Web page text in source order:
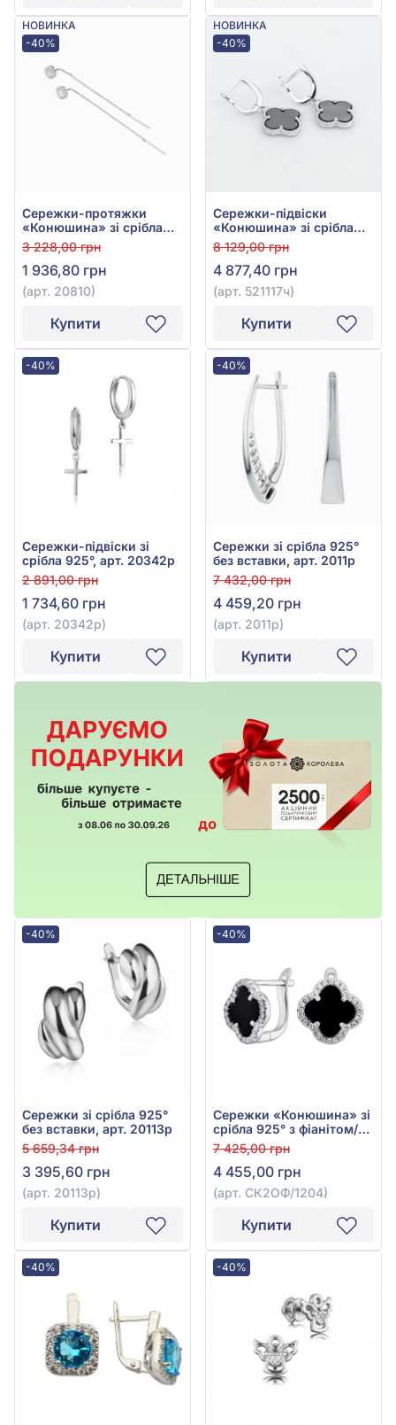
НОВИНКА
-40%
Сережки-протяжки
«Конюшина» зі срібла
925° з фіанітом/
куб.цирконієм, арт.
20810
3 228,00 грн
1 936,80 грн
(арт. 20810)
Купити
НОВИНКА
-40%
Сережки-підвіски
«Конюшина» зі срібла
925° з Чорним Оніксом,
арт. 521117ч
8 129,00 грн
4 877,40 грн
(арт. 521117ч)
Купити
-40%
Сережки-підвіски зі
срібла 925°, арт. 20342р
2 891,00 грн
1 734,60 грн
(арт. 20342р)
Купити
-40%
Сережки зі срібла 925°
без вставки, арт. 2011р
7 432,00 грн
4 459,20 грн
(арт. 2011р)
Купити
-40%
Сережки зі срібла 925°
без вставки, арт. 20113р
5 659,34 грн
3 395,60 грн
(арт. 20113р)
Купити
-40%
Сережки «Конюшина» зі
срібла 925° з фіанітом/
куб.цирконієм та чорним
оніксом, арт.
СК2ОФ/1204
7 425,00 грн
4 455,00 грн
(арт. СК2ОФ/1204)
Купити
-40% -40%